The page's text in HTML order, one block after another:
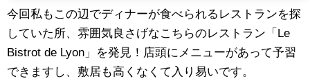
今回私もこの辺でディナーが食べられるレストランを探
していた所、雰囲気良さげなこちらのレストラン「Le
Bistrot de Lyon」を発見！店頭にメニューがあって予習
できますし、敷居も高くなくて入り易いです。